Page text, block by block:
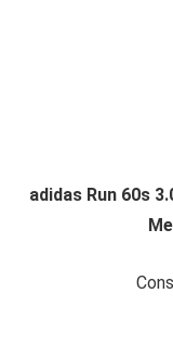
adidas Run 60s